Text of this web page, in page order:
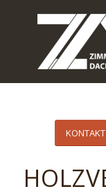
KONTAKT